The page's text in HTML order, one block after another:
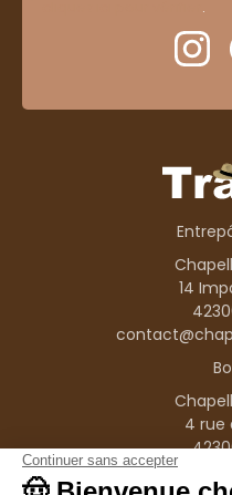
.
14
4 rue